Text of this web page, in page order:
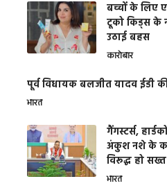
बच्चों के लिए
टूको किड्स के
उठाई बहस
कारोबार
पूर्व विधायक बलजीत यादव ईडी
भारत
गैंगस्टर्स,
अंकुश नशे के
विरूद्ध हो
भारत